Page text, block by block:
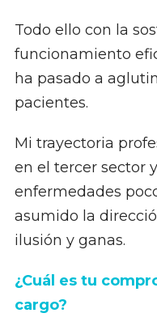
Todo ello con la
funcionamiento
ha pasado a
pacientes.
Mi trayectoria
en el tercer sector
enfermedades
asumido la
ilusión y ganas.
¿Cuál es tu
cargo?